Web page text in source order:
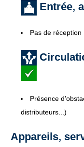
Entrée,
Pas de réception
Présence
distributeurs...)
Appareils,